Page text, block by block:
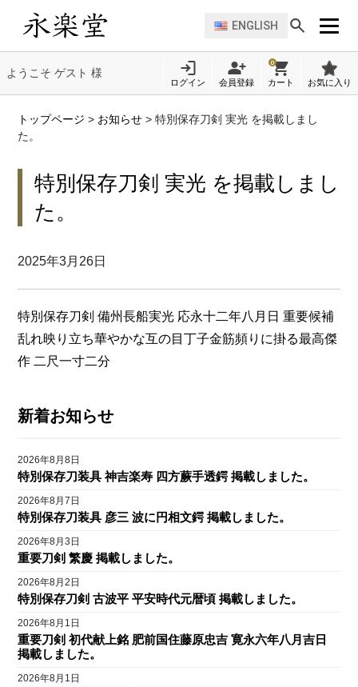
ENGLISH
ようこそ ゲスト 様
ログイン 会員登録
0
カート お気に入り
トップページ > お知らせ >特別保存刀剣 実光 を掲載しまし
た。
特別保存刀剣 実光 を掲載しまし
た。
2025年3月26日
特別保存刀剣 備州長船実光 応永十二年八月日 重要候補
乱れ映り立ち華やかな互の目丁子金筋頻りに掛る最高傑
作 二尺一寸二分
新着お知らせ
2026年8月8日
特別保存刀装具 神吉楽寿 四方蕨手透鍔 掲載しました。
2026年8月7日
特別保存刀装具 彦三 波に円相文鍔 掲載しました。
2026年8月3日
重要刀剣 繁慶 掲載しました。
2026年8月2日
特別保存刀剣 古波平 平安時代元暦頃 掲載しました。
2026年8月1日
重要刀剣 初代献上銘 肥前国住藤原忠吉 寛永六年八月吉日
掲載しました。
2026年8月1日